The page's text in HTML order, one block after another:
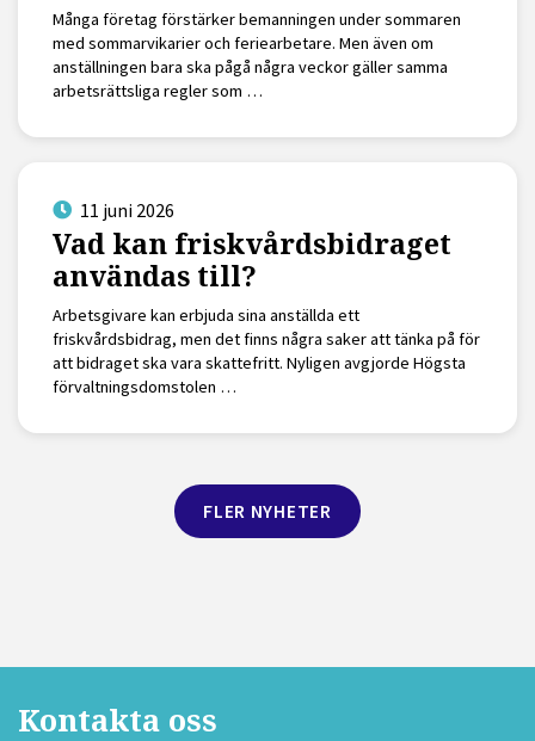
Många företag förstärker bemanningen under sommaren
med sommarvikarier och feriearbetare. Men även om
anställningen bara ska pågå några veckor gäller samma
arbetsrättsliga regler som …
11 juni 2026
Vad kan friskvårdsbidraget
användas till?
Arbetsgivare kan erbjuda sina anställda ett
friskvårdsbidrag, men det finns några saker att tänka på för
att bidraget ska vara skattefritt. Nyligen avgjorde Högsta
förvaltningsdomstolen …
FLER NYHETER
Kontakta oss